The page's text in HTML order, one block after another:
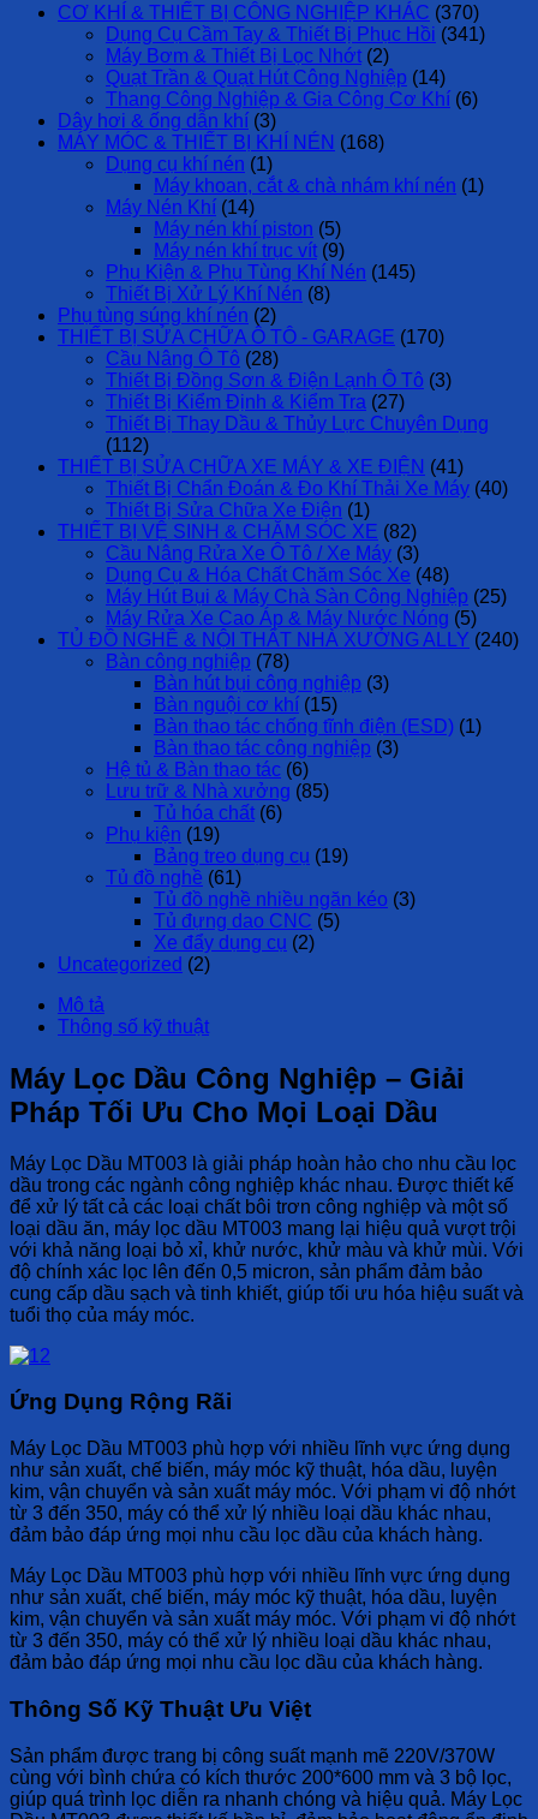
CƠ KHÍ & THIẾT BỊ CÔNG NGHIỆP KHÁC (370)
Dụng Cụ Cầm Tay & Thiết Bị Phục Hồi (341)
Máy Bơm & Thiết Bị Lọc Nhớt (2)
Quạt Trần & Quạt Hút Công Nghiệp (14)
Thang Công Nghiệp & Gia Công Cơ Khí (6)
Dây hơi & ống dẫn khí (3)
MÁY MÓC & THIẾT BỊ KHÍ NÉN (168)
Dụng cụ khí nén (1)
Máy khoan, cắt & chà nhám khí nén (1)
Máy Nén Khí (14)
Máy nén khí piston (5)
Máy nén khí trục vít (9)
Phụ Kiện & Phụ Tùng Khí Nén (145)
Thiết Bị Xử Lý Khí Nén (8)
Phụ tùng súng khí nén (2)
THIẾT BỊ SỬA CHỮA Ô TÔ - GARAGE (170)
Cầu Nâng Ô Tô (28)
Thiết Bị Đồng Sơn & Điện Lạnh Ô Tô (3)
Thiết Bị Kiểm Định & Kiểm Tra (27)
Thiết Bị Thay Dầu & Thủy Lực Chuyên Dụng
(112)
THIẾT BỊ SỬA CHỮA XE MÁY & XE ĐIỆN (41)
Thiết Bị Chẩn Đoán & Đo Khí Thải Xe Máy (40)
Thiết Bị Sửa Chữa Xe Điện (1)
THIẾT BỊ VỆ SINH & CHĂM SÓC XE (82)
Cầu Nâng Rửa Xe Ô Tô / Xe Máy (3)
Dụng Cụ & Hóa Chất Chăm Sóc Xe (48)
Máy Hút Bụi & Máy Chà Sàn Công Nghiệp (25)
Máy Rửa Xe Cao Áp & Máy Nước Nóng (5)
TỦ ĐỒ NGHỀ & NỘI THẤT NHÀ XƯỞNG ALLY (240)
Bàn công nghiệp (78)
Bàn hút bụi công nghiệp (3)
Bàn nguội cơ khí (15)
Bàn thao tác chống tĩnh điện (ESD) (1)
Bàn thao tác công nghiệp (3)
Hệ tủ & Bàn thao tác (6)
Lưu trữ & Nhà xưởng (85)
Tủ hóa chất (6)
Phụ kiện (19)
Bảng treo dụng cụ (19)
Tủ đồ nghề (61)
Tủ đồ nghề nhiều ngăn kéo (3)
Tủ đựng dao CNC (5)
Xe đẩy dụng cụ (2)
Uncategorized (2)
Mô tả
Thông số kỹ thuật
Máy Lọc Dầu Công Nghiệp – Giải
Pháp Tối Ưu Cho Mọi Loại Dầu
Máy Lọc Dầu MT003 là giải pháp hoàn hảo cho nhu cầu lọc
dầu trong các ngành công nghiệp khác nhau. Được thiết kế
để xử lý tất cả các loại chất bôi trơn công nghiệp và một số
loại dầu ăn, máy lọc dầu MT003 mang lại hiệu quả vượt trội
với khả năng loại bỏ xỉ, khử nước, khử màu và khử mùi. Với
độ chính xác lọc lên đến 0,5 micron, sản phẩm đảm bảo
cung cấp dầu sạch và tinh khiết, giúp tối ưu hóa hiệu suất và
tuổi thọ của máy móc.
Ứng Dụng Rộng Rãi
Máy Lọc Dầu MT003 phù hợp với nhiều lĩnh vực ứng dụng
như sản xuất, chế biến, máy móc kỹ thuật, hóa dầu, luyện
kim, vận chuyển và sản xuất máy móc. Với phạm vi độ nhớt
từ 3 đến 350, máy có thể xử lý nhiều loại dầu khác nhau,
đảm bảo đáp ứng mọi nhu cầu lọc dầu của khách hàng.
Máy Lọc Dầu MT003 phù hợp với nhiều lĩnh vực ứng dụng
như sản xuất, chế biến, máy móc kỹ thuật, hóa dầu, luyện
kim, vận chuyển và sản xuất máy móc. Với phạm vi độ nhớt
từ 3 đến 350, máy có thể xử lý nhiều loại dầu khác nhau,
đảm bảo đáp ứng mọi nhu cầu lọc dầu của khách hàng.
Thông Số Kỹ Thuật Ưu Việt
Sản phẩm được trang bị công suất mạnh mẽ 220V/370W
cùng với bình chứa có kích thước 200*600 mm và 3 bộ lọc,
giúp quá trình lọc diễn ra nhanh chóng và hiệu quả. Máy Lọc